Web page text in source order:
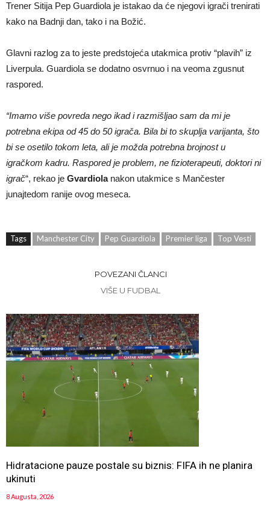
Trener Sitija Pep Guardiola je istakao da će njegovi igrači trenirati
kako na Badnji dan, tako i na Božić.
Glavni razlog za to jeste predstojeća utakmica protiv “plavih” iz
Liverpula. Guardiola se dodatno osvrnuo i na veoma zgusnut
raspored.
“Imamo više povreda nego ikad i razmišljao sam da mi je
potrebna ekipa od 45 do 50 igrača. Bila bi to skuplja varijanta, što
bi se osetilo tokom leta, ali je možda potrebna brojnost u
igračkom kadru. Raspored je problem, ne fizioterapeuti, doktori ni
igrač“, rekao je Gvardiola nakon utakmice s Mančester
junajtedom ranije ovog meseca.
Tags Manchester City Pep Guardiola Premier liga Top Vesti
POVEZANI ČLANCI
VIŠE U FUDBAL
Hidratacione pauze postale su biznis: FIFA ih ne planira
ukinuti
8 Augusta, 2026